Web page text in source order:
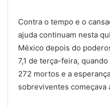
Contra o tempo e o
ajuda continuam nesta
México depois do
7,1 de terça-feira,
272 mortos e a
sobreviventes começava